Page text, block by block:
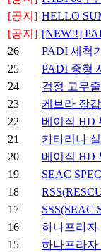
[공지] HELLO
[공지] [NEW!!]
26
PADI 세척
25
PADI 중형
24
검정 고무
23
케브라 장
22
베이직 HD
21
카타리나
20
베이직 HD
19
SEAC
18
17
SSS(SEAC
16
하나프라자
15
하나프라자